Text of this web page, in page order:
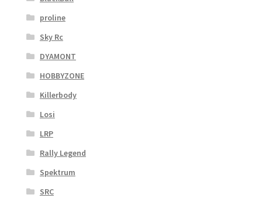
proline
Sky Rc
DYAMONT
HOBBYZONE
Killerbody
Losi
LRP
Rally Legend
Spektrum
SRC